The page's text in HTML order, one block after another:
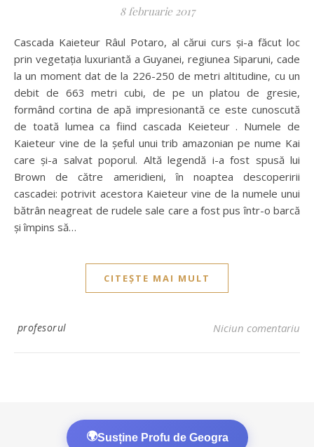
8 februarie 2017
Cascada Kaieteur Râul Potaro, al cărui curs și-a făcut loc
prin vegetația luxuriantă a Guyanei, regiunea Siparuni, cade
la un moment dat de la 226-250 de metri altitudine, cu un
debit de 663 metri cubi, de pe un platou de gresie,
formând cortina de apă impresionantă ce este cunoscută
de toată lumea ca fiind cascada Keieteur . Numele de
Kaieteur vine de la șeful unui trib amazonian pe nume Kai
care și-a salvat poporul. Altă legendă i-a fost spusă lui
Brown de către ameridieni, în noaptea descoperirii
cascadei: potrivit acestora Kaieteur vine de la numele unui
bătrân neagreat de rudele sale care a fost pus într-o barcă
și împins să…
CITEȘTE MAI MULT
profesorul Niciun comentariu
🌍Susține Profu de Geogra